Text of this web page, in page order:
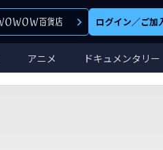
ログイン／ご加
アニメ ドキュメンタリー